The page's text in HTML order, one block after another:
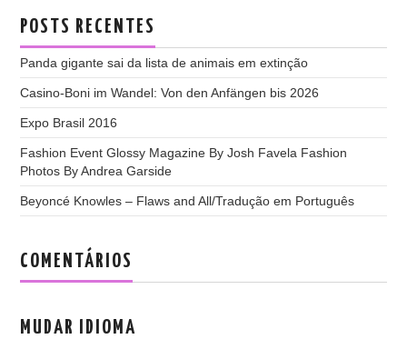
POSTS RECENTES
Panda gigante sai da lista de animais em extinção
Casino-Boni im Wandel: Von den Anfängen bis 2026
Expo Brasil 2016
Fashion Event Glossy Magazine By Josh Favela Fashion
Photos By Andrea Garside
Beyoncé Knowles – Flaws and All/Tradução em Português
COMENTÁRIOS
MUDAR IDIOMA